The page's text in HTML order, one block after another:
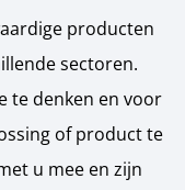
producten
sectoren.
te denken en voor
of product te
u mee en zijn